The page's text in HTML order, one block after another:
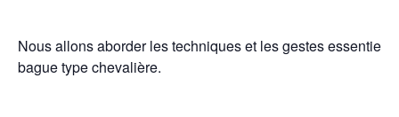
Nous allons aborder les techniques et les gestes essentiels
bague type chevalière.